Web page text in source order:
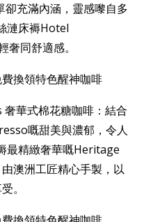
充滿內涵，靈感嚟自多
漣床褥Hotel
同舒適感。
奢華式棉花糖咖啡：結合
嘅甜美與濃郁，令人
最精緻奢華嘅Heritage
澳洲工匠精心手製，以
。